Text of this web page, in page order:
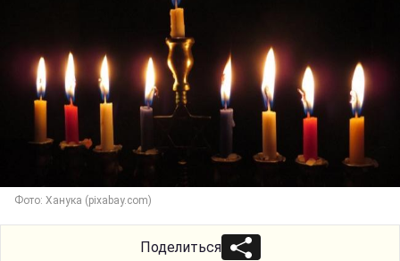
Фото: Ханука (pixabay.com)
Поделиться